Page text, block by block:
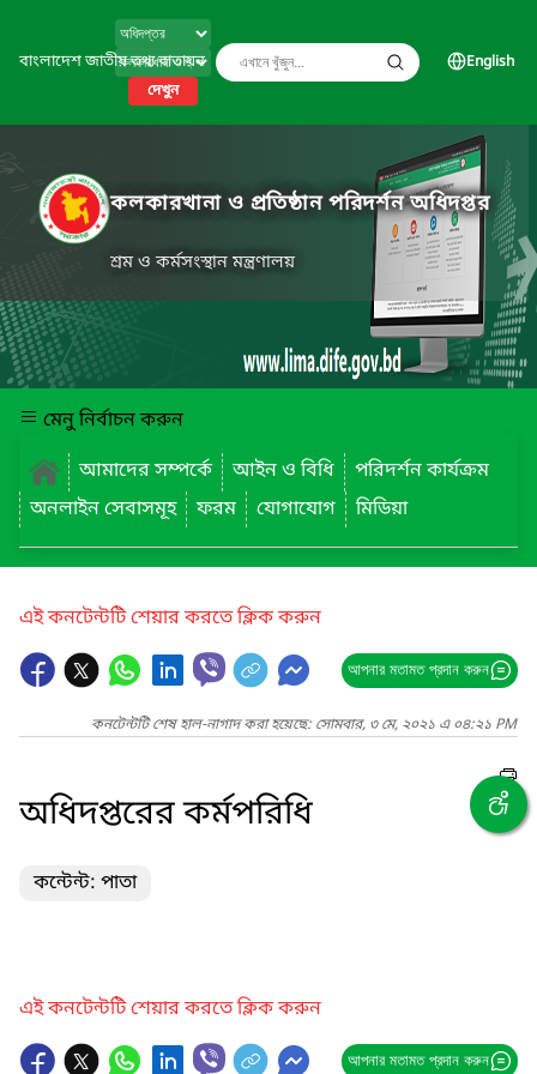
বাংলাদেশ জাতীয় তথ্য বাতায়ন
দেখুন
English
কলকারখানা ও প্রতিষ্ঠান পরিদর্শন অধিদপ্তর
শ্রম ও কর্মসংস্থান মন্ত্রণালয়
মেনু নির্বাচন করুন
আমাদের সম্পর্কে
আইন ও বিধি
পরিদর্শন কার্যক্রম
অনলাইন সেবাসমূহ
ফরম যোগাযোগ মিডিয়া
এই কনটেন্টটি শেয়ার করতে ক্লিক করুন
আপনার মতামত প্রদান করুন
কনটেন্টটি শেষ হাল-নাগাদ করা হয়েছে: সোমবার, ৩ মে, ২০২১ এ ০৪:২১ PM
অধিদপ্তরের কর্মপরিধি
কন্টেন্ট: পাতা
এই কনটেন্টটি শেয়ার করতে ক্লিক করুন
আপনার মতামত প্রদান করুন